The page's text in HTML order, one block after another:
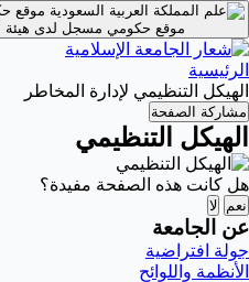
موقع
موقع حكومي مسجل لدى هيئة
الرئيسية
الهيكل التنظيمي لإدارة المخاطر
مشاركة الصفحة
الهيكل التنظيمي
هل كانت هذه الصفحة مفيدة؟
نعم لا
عن الجامعة
جولة افتراضية
الأنظمة واللوائح